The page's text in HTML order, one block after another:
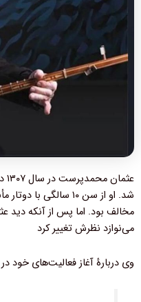
عثمان محمدپرست در سال ۱۳۰۷ در شهر
شد. او از سن ۱۰
مخالف بود. اما پس از آنکه دید
می‌نوازد نظرش تغییر کرد
وی دربارهٔ آغاز فعالیت‌های